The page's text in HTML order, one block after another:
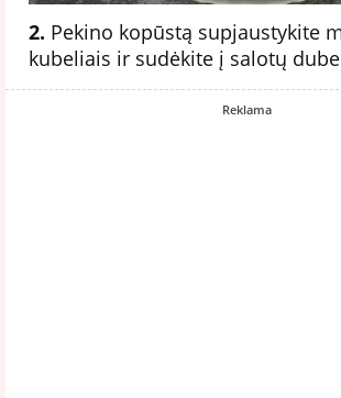
2. Pekino kopūstą supjaustykite
kubeliais ir sudėkite į salotų
Reklama